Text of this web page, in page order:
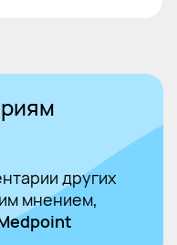
других
мнением,